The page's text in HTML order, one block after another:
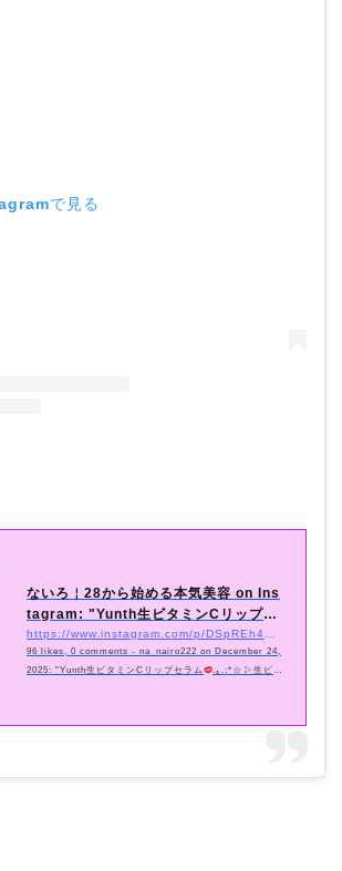
で見る
ないろ￤28から始める本気美容 on Ins
tagram: "Yunth生ビタミンCリップセ
ラム
.｡.... https://www.instagram.com/p/DSpREh4DwXB/?utm_source=ig_embed&#038;utm_campaign=loading
96 likes, 0 comments - na_nairo222 on December 24,
2025: "Yunth生ビタミンCリップセラム
.｡.:*☆⁡▷生ビタ
るの
⁡年中、唇が乾燥している私には最高すぎる商